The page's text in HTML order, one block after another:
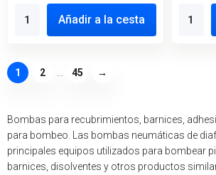
Añadir a la cesta
1 2 ... 45 →
Bombas para recubrimientos, barnices,
para bombeo. Las bombas neumáticas de
principales equipos utilizados para bombear
barnices, disolventes y otros productos